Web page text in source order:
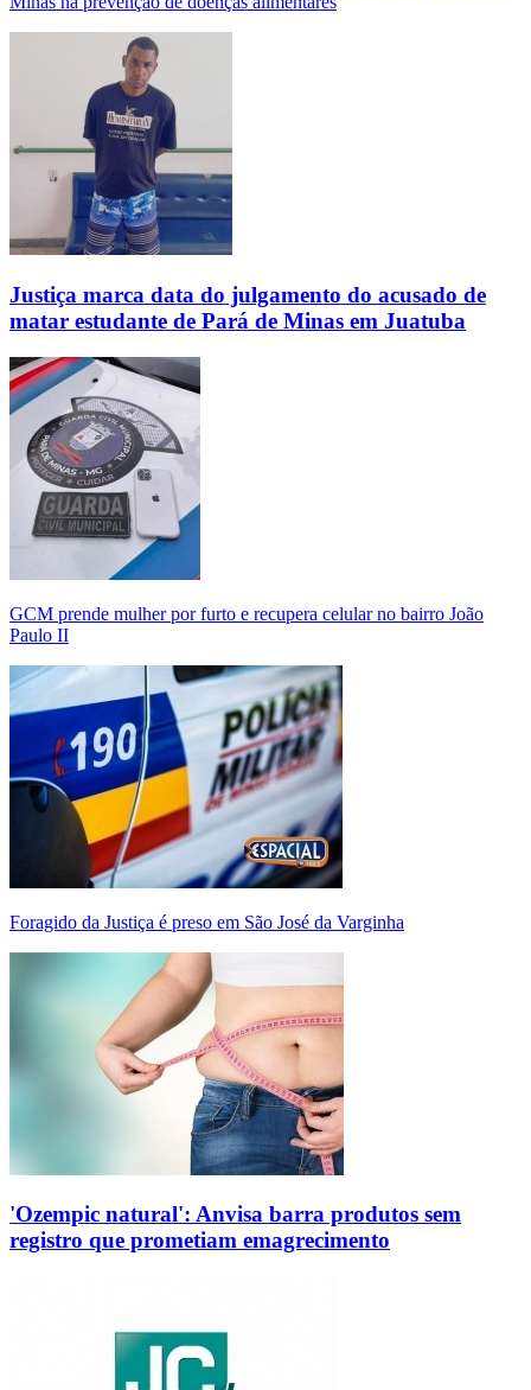
Justiça marca data do julgamento do acusado de
matar estudante de Pará de Minas em Juatuba
GCM prende mulher por furto e recupera celular no bairro João
Paulo II
Foragido da Justiça é preso em São José da Varginha
'Ozempic natural': Anvisa barra produtos sem
registro que prometiam emagrecimento